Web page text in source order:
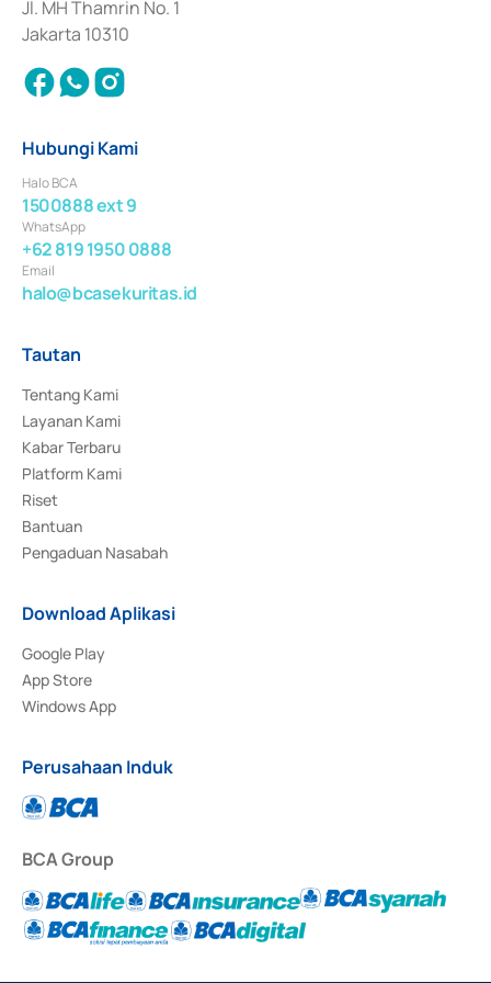
Jl. MH Thamrin No. 1
Jakarta 10310
Hubungi Kami
Halo BCA
1500888 ext 9
WhatsApp
+62 819 1950 0888
Email
halo@bcasekuritas.id
Tautan
Tentang Kami
Layanan Kami
Kabar Terbaru
Platform Kami
Riset
Bantuan
Pengaduan Nasabah
Download Aplikasi
Google Play
App Store
Windows App
Perusahaan Induk
BCA Group